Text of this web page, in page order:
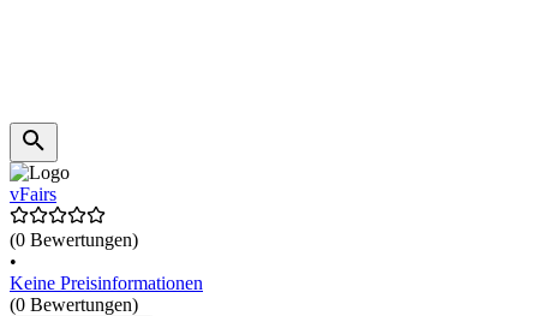
vFairs
(0 Bewertungen)
•
Keine Preisinformationen
(0 Bewertungen)